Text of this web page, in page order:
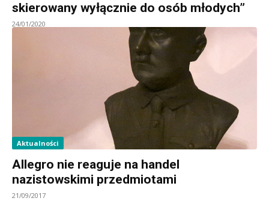
skierowany wyłącznie do osób młodych”
24/01/2020
Aktualności
Allegro nie reaguje na handel
nazistowskimi przedmiotami
21/09/2017